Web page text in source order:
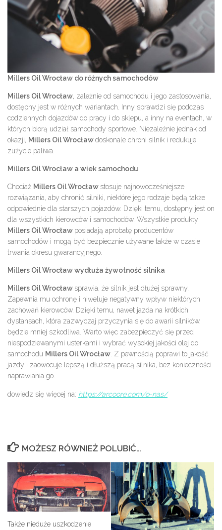
Millers Oil Wrocław do różnych samochodów
Millers Oil Wrocław , zależnie od samochodu i jego zastosowania,
dostępny jest w różnych wariantach. Inny sprawdzi się podczas
codziennych dojazdów do pracy i do sklepu, a inny na eventach, w
których biorą udział samochody sportowe. Niezależnie jednak od
okazji,
Millers Oil Wrocławdoskonale chroni silnik i redukuje
zużycie paliwa.
Millers Oil Wrocław a wiek samochodu
Chociaż Millers Oil Wrocław stosuje najnowocześniejsze
rozwiązania, aby chronić silniki, niektóre jego rodzaje będą także
odpowiednie dla starszych pojazdów. Dzięki temu, dostępny jest on
dla wszystkich kierowców i samochodów. Wszystkie produkty
Millers Oil Wrocław posiadają aprobatę producentów
samochodów i mogą być bezpiecznie używane także w czasie
trwania okresu gwarancyjnego.
Millers Oil Wrocław wydłuża żywotność silnika
Millers Oil Wrocław sprawia, że silnik jest dłużej sprawny.
Zapewnia mu ochronę i niweluje negatywny wpływ niektórych
zachowań kierowców. Dzięki temu, nawet jazda na krótkich
dystansach, która zazwyczaj przyczynia się do awarii silników,
będzie mniej szkodliwa. Warto więc zabezpieczyć się przed
niespodziewanymi usterkami i wybrać wysokiej jakości olej do
samochodu Millers Oil Wrocław. Z pewnością poprawi to jakość
jazdy i zaowocuje lepszą i dłuższą pracą silnika, bez konieczności
naprawiania go.
dowiedz się więcej na: https://arcoore.com/o-nas/
MOŻESZ RÓWNIEŻ POLUBIĆ…
Także nieduże uszkodzenie